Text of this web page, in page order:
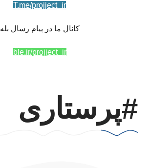
T.me/projject_ir
کانال ما در پیام رسال بله
ble.ir/projject_ir
#پرستاری